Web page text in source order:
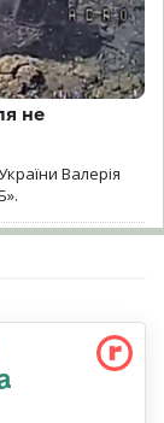
не
Валерія